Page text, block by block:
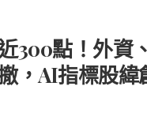
300點！外資
，AI指標股緯